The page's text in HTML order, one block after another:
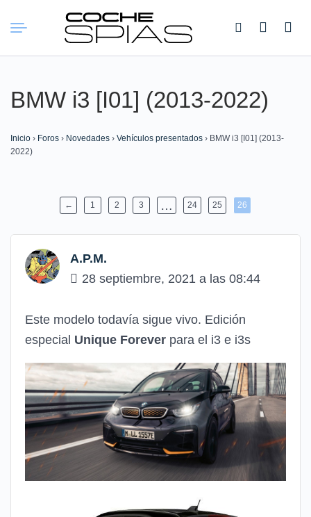
Buscar:
BMW i3 [I01] (2013-2022)
Inicio › Foros › Novedades › Vehículos presentados › BMW i3 [I01] (2013-
2022)
← 1 2 3 … 24 25 26
A.P.M.
28 septiembre, 2021 a las 08:44
Este modelo todavía sigue vivo. Edición
especial Unique Forever para el i3 e i3s